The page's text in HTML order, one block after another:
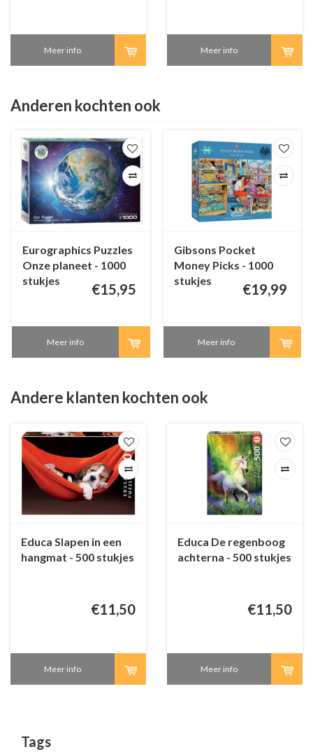
Meer info Meer info
Anderen kochten ook
Eurographics Puzzles
Onze planeet - 1000
stukjes
€15,95
Meer info
Gibsons Pocket
Money Picks - 1000
stukjes
€19,99
Meer info
Andere klanten kochten ook
Educa Slapen in een
hangmat - 500 stukjes
€11,50
Meer info
Educa De regenboog
achterna - 500 stukjes
€11,50
Meer info
Tags